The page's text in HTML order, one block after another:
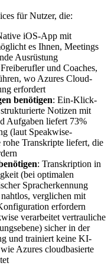
für Nutzer, die:
iOS-App mit
es Ihnen, Meetings
Ausrüstung
und Coaches,
wo Azures Cloud-
erfordert
benötigen: Ein-Klick-
Notizen mit
Aufgaben liefert 73%
(laut Speakwise-
Transkripte liefert, die
: Transkription in
(bei optimalen
Spracherkennung
verglichen mit
erfordern
verarbeitet vertrauliche
sicher in der
und trainiert keine KI-
Azures cloudbasierte